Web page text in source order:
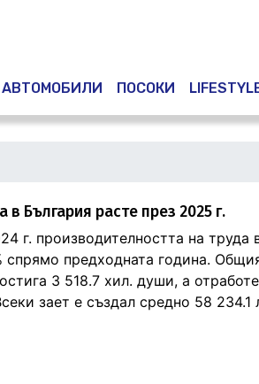
съдържание
АВТОМОБИЛИ ПОСОКИ
България расте през 2025 г.
г. производителността на труда
предходната година.
3 518.7 хил. души, а
зает е създал средно 58 234.1